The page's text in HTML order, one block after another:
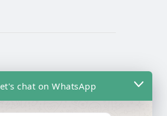
chat on WhatsApp